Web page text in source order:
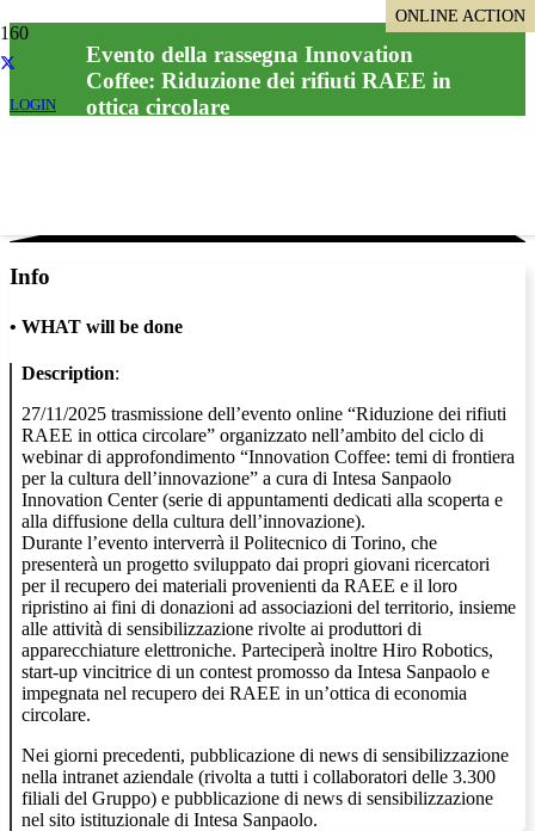
LOGIN
Evento della rassegna Innovation
Coffee: Riduzione dei rifiuti RAEE in
ottica circolare
Info
• WHAT will be done
Description:
27/11/2025 trasmissione dell’evento online “Riduzione dei rifiuti
RAEE in ottica circolare” organizzato nell’ambito del ciclo di
webinar di approfondimento “Innovation Coffee: temi di frontiera
per la cultura dell’innovazione” a cura di Intesa Sanpaolo
Innovation Center (serie di appuntamenti dedicati alla scoperta e
alla diffusione della cultura dell’innovazione).
Durante l’evento interverrà il Politecnico di Torino, che
presenterà un progetto sviluppato dai propri giovani ricercatori
per il recupero dei materiali provenienti da RAEE e il loro
ripristino ai fini di donazioni ad associazioni del territorio, insieme
alle attività di sensibilizzazione rivolte ai produttori di
apparecchiature elettroniche. Parteciperà inoltre Hiro Robotics,
start-up vincitrice di un contest promosso da Intesa Sanpaolo e
impegnata nel recupero dei RAEE in un’ottica di economia
circolare.
Nei giorni precedenti, pubblicazione di news di sensibilizzazione
nella intranet aziendale (rivolta a tutti i collaboratori delle 3.300
filiali del Gruppo) e pubblicazione di news di sensibilizzazione
nel sito istituzionale di Intesa Sanpaolo.
ONLINE ACTION
ONLINE ACTION
ONLINE ACTION